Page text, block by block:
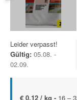
Leider verpasst!
Gültig: 05.08. -
02.09.
€ 0,12 / kg - 16 –